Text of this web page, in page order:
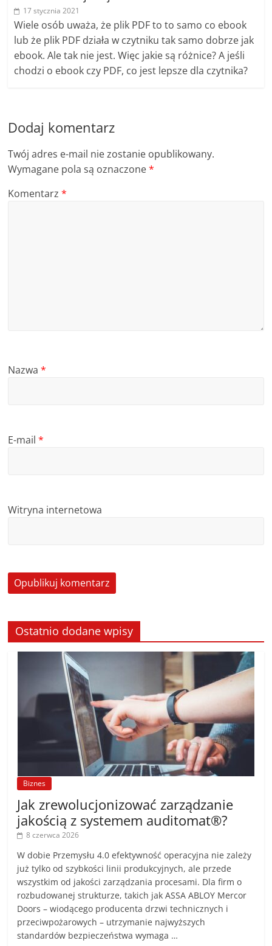
17 stycznia 2021
Wiele osób uważa, że ​​plik PDF to to samo co ebook
lub że plik PDF działa w czytniku tak samo dobrze jak
ebook. Ale tak nie jest. Więc jakie są różnice? A jeśli
chodzi o ebook czy PDF, co jest lepsze dla czytnika?
Dodaj komentarz
Twój adres e-mail nie zostanie opublikowany.
Wymagane pola są oznaczone*
Komentarz*
Nazwa*
E-mail*
Witryna internetowa
Ostatnio dodane wpisy
Biznes
Jak zrewolucjonizować zarządzanie
jakością z systemem auditomat®?
8 czerwca 2026
W dobie Przemysłu 4.0 efektywność operacyjna nie zależy
już tylko od szybkości linii produkcyjnych, ale przede
wszystkim od jakości zarządzania procesami. Dla firm o
rozbudowanej strukturze, takich jak ASSA ABLOY Mercor
Doors – wiodącego producenta drzwi technicznych i
przeciwpożarowych – utrzymanie najwyższych
standardów bezpieczeństwa wymaga …